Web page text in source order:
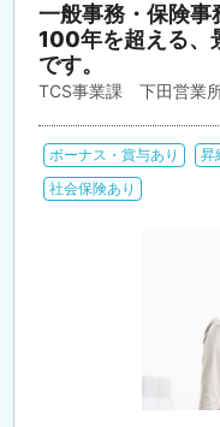
一般事務・保険事
100年を超える、
です。
TCS事業課 下田営業所
ボーナス・賞与あり 昇
社会保険あり